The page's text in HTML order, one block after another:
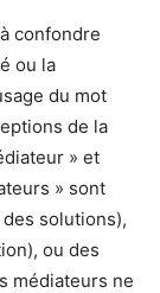
confondre
ou la
du mot
de la
» et
» sont
solutions),
ou des
médiateurs ne